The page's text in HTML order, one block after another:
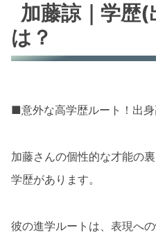
加藤諒｜学歴
は？
■意外な高学歴ルート！出
加藤さんの個性的な才能の
学歴があります。
彼の進学ルートは、表現へ